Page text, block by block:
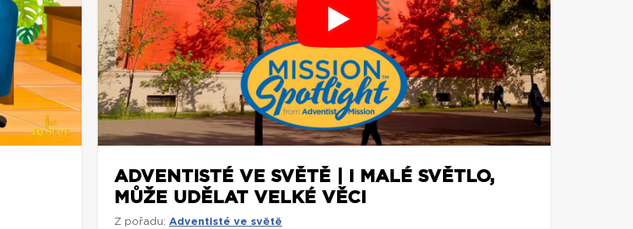
ADVENTISTÉ VE SVĚTĚ | I MALÉ SVĚTLO,
MŮŽE UDĚLAT VELKÉ VĚCI
Z pořadu: Adventisté ve světě